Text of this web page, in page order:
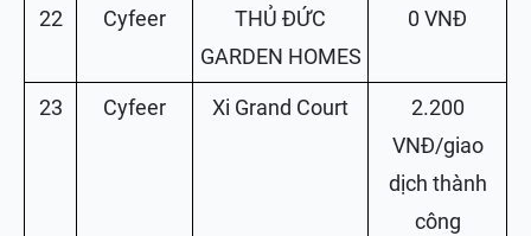
22 Cyfeer
THỦ ĐỨC
GARDEN HOMES
0 VNĐ
23 Cyfeer Xi Grand Court
2.200
VNĐ/giao
dịch thành
công